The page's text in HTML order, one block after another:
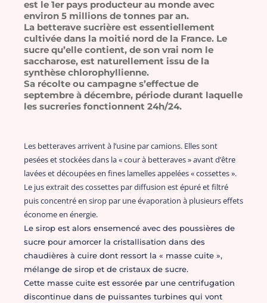
est le 1er pays producteur au monde avec
environ 5 millions de tonnes par an.
La betterave sucrière est essentiellement
cultivée dans la moitié nord de la France. Le
sucre qu’elle contient, de son vrai nom le
saccharose, est naturellement issu de la
synthèse chlorophyllienne.
Sa récolte ou campagne s’effectue de
septembre à décembre, période durant laquelle
les sucreries fonctionnent 24h/24.
Les betteraves arrivent à l’usine par camions. Elles sont
pesées et stockées dans la « cour à betteraves » avant d’être
lavées et découpées en fines lamelles appelées « cossettes ».
Le jus extrait des cossettes par diffusion est épuré et filtré
puis concentré en sirop par une évaporation à plusieurs effets
économe en énergie.
Le sirop est alors ensemencé avec des poussières de
sucre pour amorcer la cristallisation dans des
chaudières à cuire dont ressort la « masse cuite »,
mélange de sirop et de cristaux de sucre.
Cette masse cuite est essorée par une centrifugation
discontinue dans de puissantes turbines qui vont